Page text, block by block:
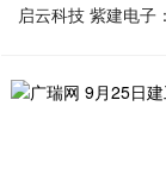
启云科技 紫建电子